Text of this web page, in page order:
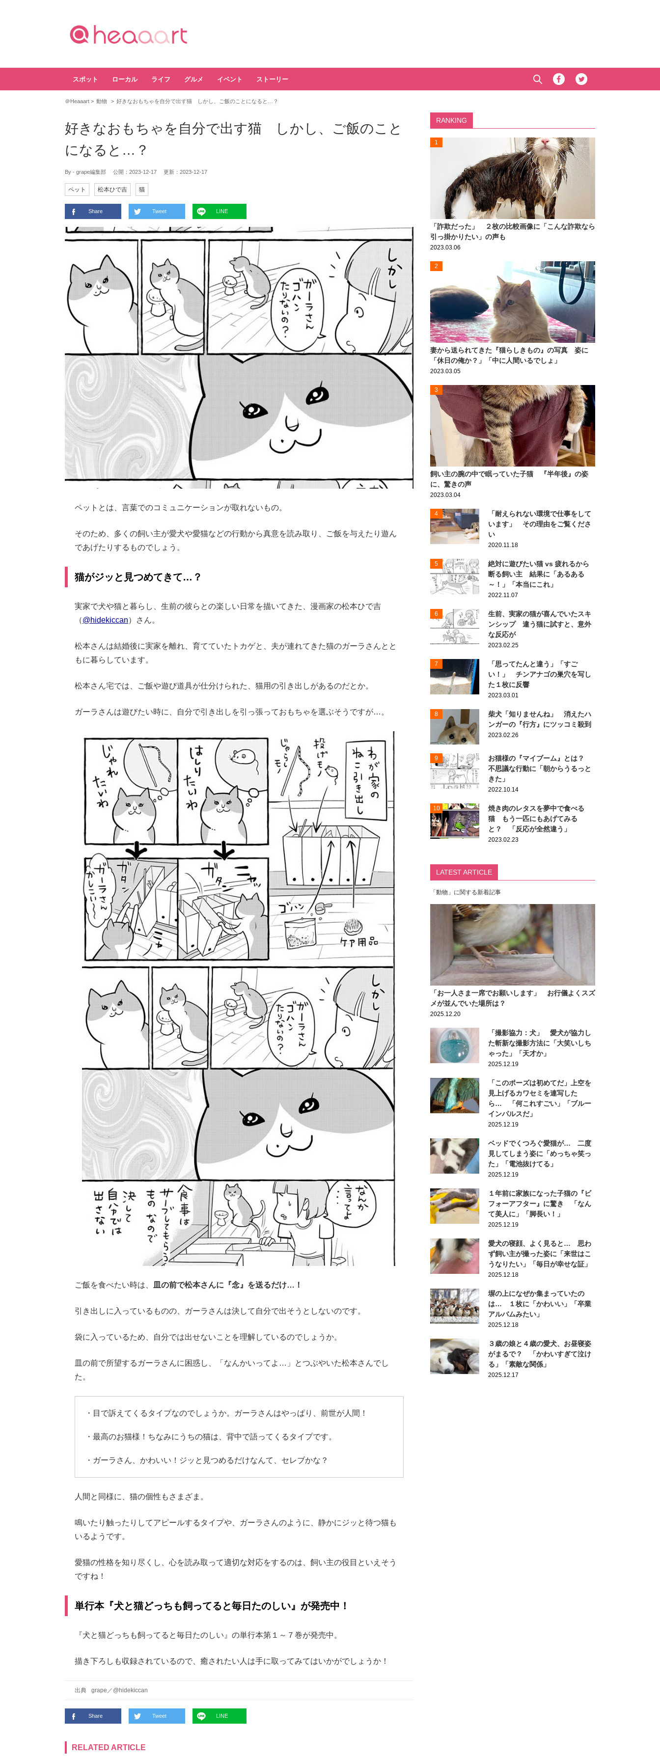
スポット ローカル ライフ グルメ イベント ストーリー
＠Heaaart 動物 好きなおもちゃを自分で出す猫 しかし、ご飯のことになると…？
好きなおもちゃを自分で出す猫 しかし、ご飯のこと
になると…？
By - grape編集部 公開： 2023-12-17 更新： 2023-12-17
ペット 松本ひで吉 猫
Share Tweet LINE
ペットとは、言葉でのコミュニケーションが取れないもの。
そのため、多くの飼い主が愛犬や愛猫などの行動から真意を読み取り、ご飯を与えたり遊ん
であげたりするものでしょう。
猫がジッと見つめてきて…？
実家で犬や猫と暮らし、生前の彼らとの楽しい日常を描いてきた、漫画家の松本ひで吉
（@hidekiccan）さん。
松本さんは結婚後に実家を離れ、育てていたトカゲと、夫が連れてきた猫のガーラさんとと
もに暮らしています。
松本さん宅では、ご飯や遊び道具が仕分けられた、猫用の引き出しがあるのだとか。
ガーラさんは遊びたい時に、自分で引き出しを引っ張っておもちゃを選ぶそうですが…。
ご飯を食べたい時は、 皿の前で松本さんに『念』を送るだけ…！
引き出しに入っているものの、ガーラさんは決して自分で出そうとしないのです。
袋に入っているため、自分では出せないことを理解しているのでしょうか。
皿の前で所望するガーラさんに困惑し、「なんかいってよ…」とつぶやいた松本さんでし
た。
・目で訴えてくるタイプなのでしょうか。ガーラさんはやっぱり、前世が人間！
・最高のお猫様！ちなみにうちの猫は、背中で語ってくるタイプです。
・ガーラさん、かわいい！ジッと見つめるだけなんて、セレブかな？
人間と同様に、猫の個性もさまざま。
鳴いたり触ったりしてアピールするタイプや、ガーラさんのように、静かにジッと待つ猫も
いるようです。
愛猫の性格を知り尽くし、心を読み取って適切な対応をするのは、飼い主の役目といえそう
ですね！
単行本『犬と猫どっちも飼ってると毎日たのしい』が発売中！
『犬と猫どっちも飼ってると毎日たのしい』の単行本第１～７巻が発売中。
描き下ろしも収録されているので、癒されたい人は手に取ってみてはいかがでしょうか！
出典 grape ／ @hidekiccan
Share Tweet LINE
RELATED ARTICLE
RANKING
1
「詐欺だった」 ２枚の比較画像に「こんな詐欺なら
引っ掛かりたい」の声も
2023.03.06
2
妻から送られてきた『猫らしきもの』の写真 姿に
「休日の俺か？」「中に人間いるでしょ」
2023.03.05
3
飼い主の腕の中で眠っていた子猫 『半年後』の姿
に、驚きの声
2023.03.04
4
「耐えられない環境で仕事をして
います」 その理由をご覧くださ
い
2020.11.18
5
絶対に遊びたい猫 vs 疲れるから
断る飼い主 結果に「あるある
～！」「本当にこれ」
2022.11.07
6
生前、実家の猫が喜んでいたスキ
ンシップ 違う猫に試すと、意外
な反応が
2023.02.25
7
「思ってたんと違う」「すご
い！」 チンアナゴの巣穴を写し
た１枚に反響
2023.03.01
8
柴犬「知りませんね」 消えたハ
ンガーの『行方』にツッコミ殺到
2023.02.26
9
お猫様の『マイブーム』とは？
不思議な行動に「朝からうるっと
きた」
2022.10.14
10
焼き肉のレタスを夢中で食べる
猫 もう一匹にもあげてみる
と？ 「反応が全然違う」
2023.02.23
LATEST ARTICLE
「動物」に関する新着記事
「お一人さま一席でお願いします」 お行儀よくスズ
メが並んでいた場所は？
2025.12.20
「撮影協力：犬」 愛犬が協力し
た斬新な撮影方法に「大笑いしち
ゃった」「天才か」
2025.12.19
「このポーズは初めてだ」上空を
見上げるカワセミを連写した
ら… 「何これすごい」「ブルー
インパルスだ」
2025.12.19
ベッドでくつろぐ愛猫が… 二度
見してしまう姿に「めっちゃ笑っ
た」「電池抜けてる」
2025.12.19
１年前に家族になった子猫の『ビ
フォーアフター』に驚き 「なん
て美人に」「脚長い！」
2025.12.19
愛犬の寝顔、よく見ると… 思わ
ず飼い主が撮った姿に「来世はこ
うなりたい」「毎日が幸せな証」
2025.12.18
塀の上になぜか集まっていたの
は… １枚に「かわいい」「卒業
アルバムみたい」
2025.12.18
３歳の娘と４歳の愛犬、お昼寝姿
がまるで？ 「かわいすぎて泣け
る」「素敵な関係」
2025.12.17